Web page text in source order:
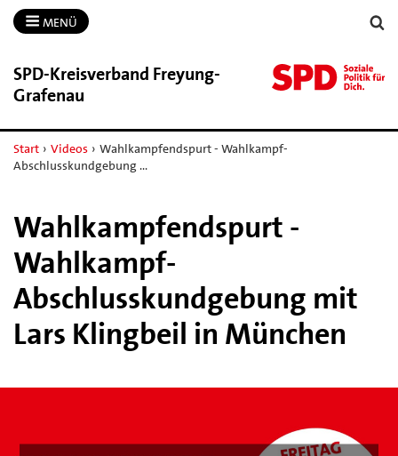
MENÜ
SPD-​Kreisverband Freyung-​
Grafenau
Start › Videos › Wahlkampfendspurt - Wahlkampf-
Abschlusskundgebung …
Wahlkampfendspurt -
Wahlkampf-
Abschlusskundgebung mit
Lars Klingbeil in München